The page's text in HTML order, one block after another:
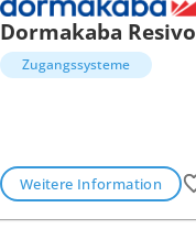
Dormakaba Resivo
Zugangssysteme
Weitere Information